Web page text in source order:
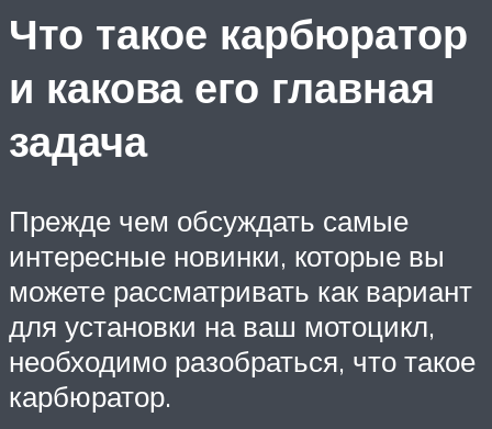
Что такое карбюратор
и какова его главная
задача
Прежде чем обсуждать самые
интересные новинки, которые вы
можете рассматривать как вариант
для установки на ваш мотоцикл,
необходимо разобраться, что такое
карбюратор.